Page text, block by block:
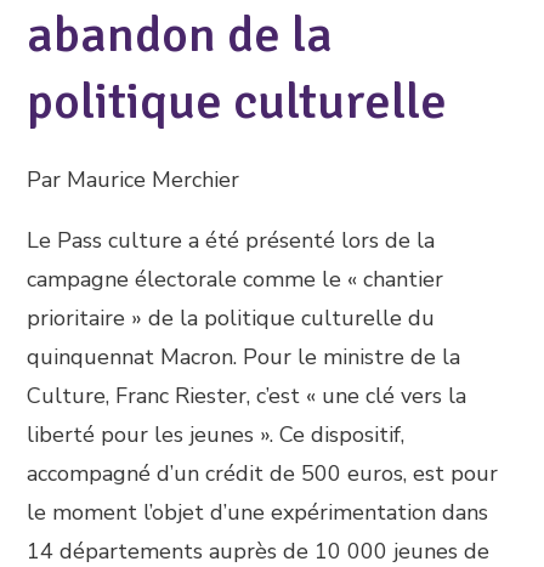
abandon de la
politique culturelle
Par Maurice Merchier
Le Pass culture a été présenté lors de la
campagne électorale comme le « chantier
prioritaire » de la politique culturelle du
quinquennat Macron. Pour le ministre de la
Culture, Franc Riester, c’est « une clé vers la
liberté pour les jeunes ». Ce dispositif,
accompagné d’un crédit de 500 euros, est pour
le moment l’objet d’une expérimentation dans
14 départements auprès de 10 000 jeunes de